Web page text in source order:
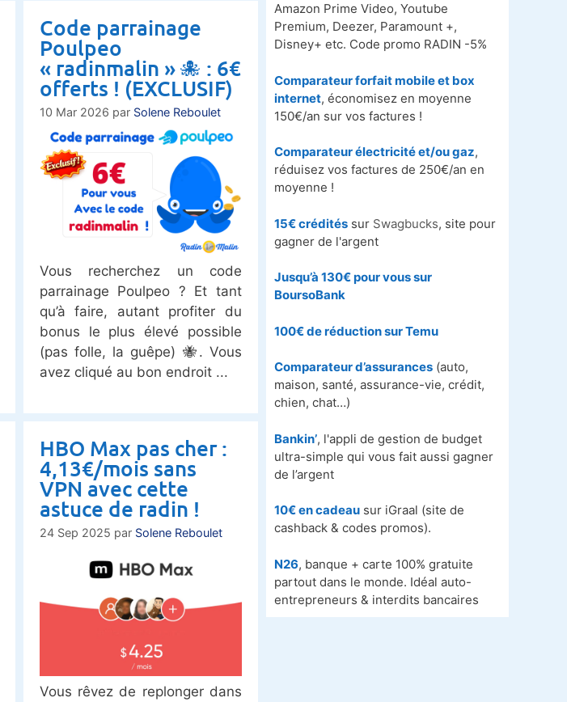
Code parrainage
Poulpeo
« radinmalin » 🐙 : 6€
offerts ! (EXCLUSIF)
10 Mar 2026 par Solene Reboulet
Vous recherchez un code
parrainage Poulpeo ? Et tant
qu’à faire, autant profiter du
bonus le plus élevé possible
(pas folle, la guêpe) 🐝. Vous
avez cliqué au bon endroit
HBO Max pas cher :
4,13€/mois sans
VPN avec cette
astuce de radin !
24 Sep 2025 par Solene Reboulet
Vous rêvez de replonger dans
Amazon Prime Video, Youtube
Premium, Deezer, Paramount +,
Disney+ etc. Code promo RADIN -5%
Comparateur forfait mobile et box
internet, économisez en moyenne
150€/an sur vos factures !
Comparateur électricité et/ou gaz,
réduisez vos factures de 250€/an en
moyenne !
15€ crédités sur Swagbucks, site pour
gagner de l'argent
Jusqu’à 130€ pour vous sur
BoursoBank
100€ de réduction surTemu
Comparateur d’assurances (auto,
maison, santé, assurance-vie, crédit,
chien, chat…)
Bankin’, l'appli de gestion de budget
ultra-simple qui vous fait aussi gagner
de l’argent
10€ en cadeau sur iGraal (site de
cashback & codes promos).
N26, banque + carte 100% gratuite
partout dans le monde. Idéal auto-
entrepreneurs & interdits bancaires